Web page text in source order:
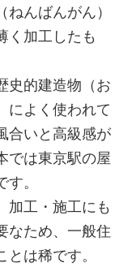
んばんがん）
く加工したも
史的建造物（お
によく使われて
合いと高級感が
では東京駅の屋
。
加工・施工にも
なため、一般住
は稀です。